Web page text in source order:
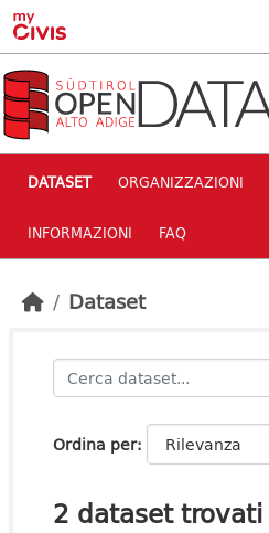
Skip to main content
DATASET ORGANIZZAZIONI
INFORMAZIONI FAQ
Dataset
Ordina per
2 dataset trovati